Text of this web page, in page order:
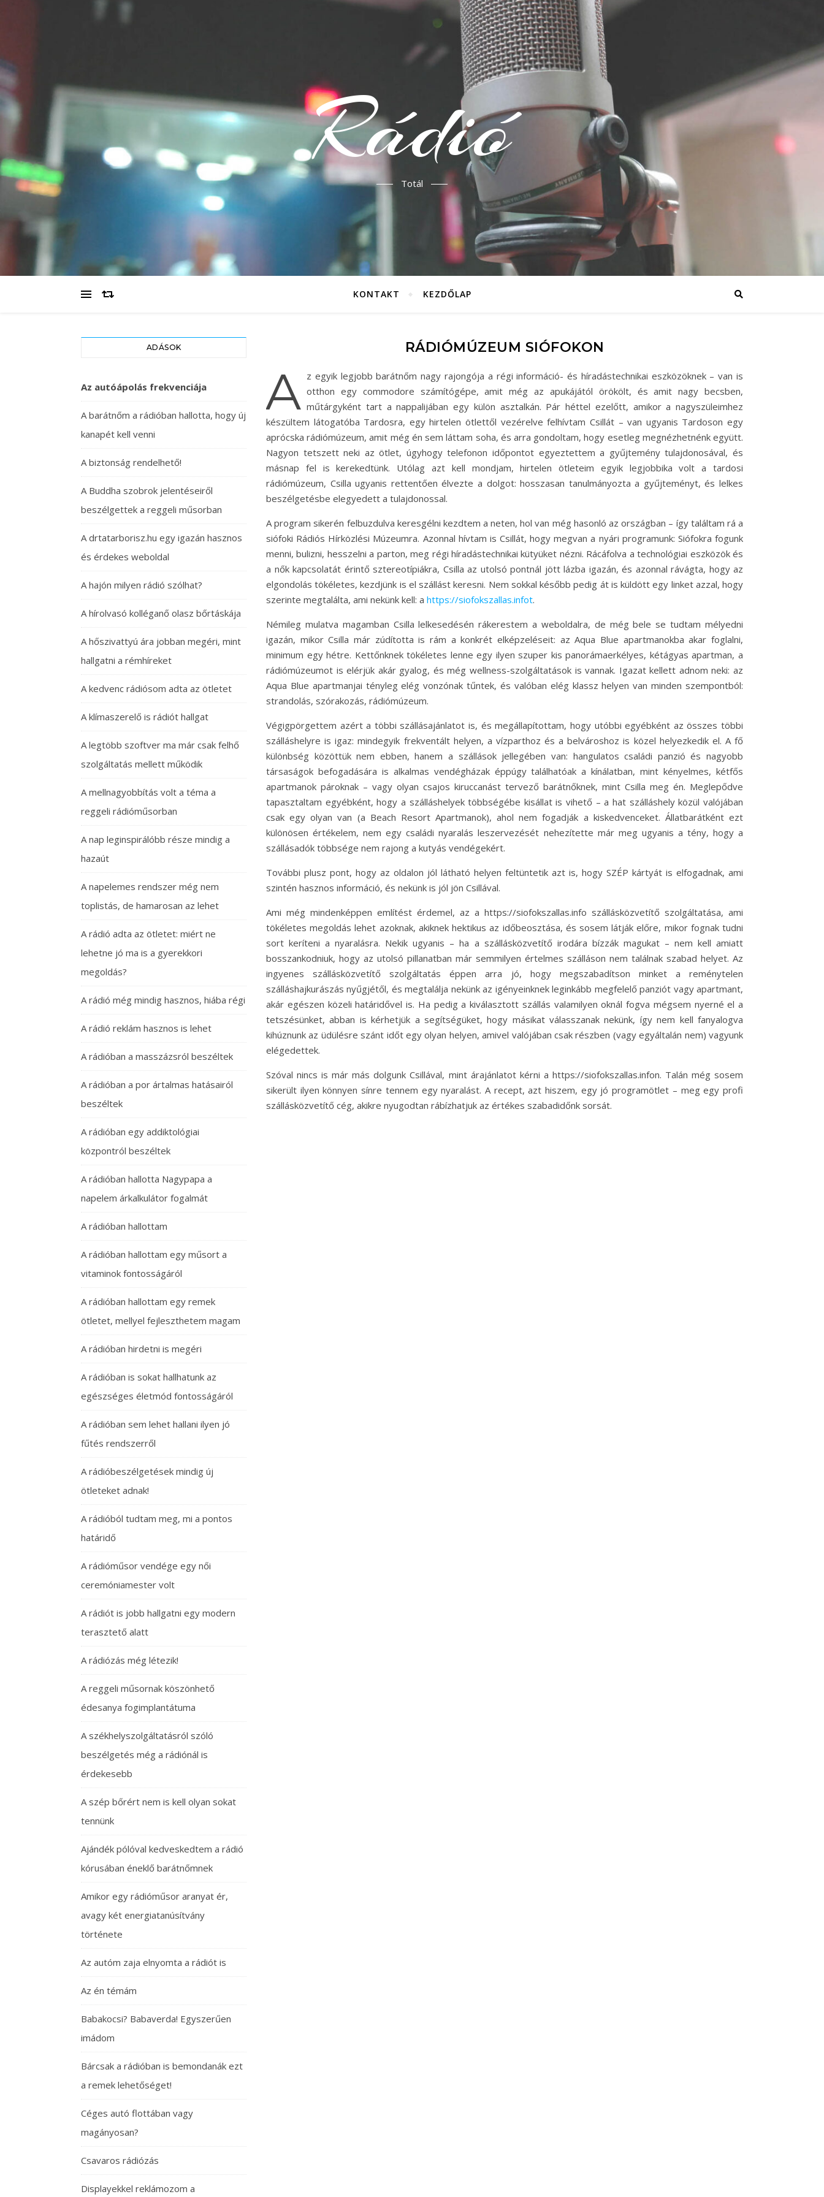
Rádió
Totál
KONTAKT KEZDŐLAP
ADÁSOK
Az autóápolás frekvenciája
A barátnőm a rádióban hallotta, hogy új
kanapét kell venni
A biztonság rendelhető!
A Buddha szobrok jelentéseiről
beszélgettek a reggeli műsorban
A drtatarborisz.hu egy igazán hasznos
és érdekes weboldal
A hajón milyen rádió szólhat?
A hírolvasó kolléganő olasz bőrtáskája
A hőszivattyú ára jobban megéri, mint
hallgatni a rémhíreket
A kedvenc rádiósom adta az ötletet
A klímaszerelő is rádiót hallgat
A legtöbb szoftver ma már csak felhő
szolgáltatás mellett működik
A mellnagyobbítás volt a téma a
reggeli rádióműsorban
A nap leginspirálóbb része mindig a
hazaút
A napelemes rendszer még nem
toplistás, de hamarosan az lehet
A rádió adta az ötletet: miért ne
lehetne jó ma is a gyerekkori
megoldás?
A rádió még mindig hasznos, hiába régi
A rádió reklám hasznos is lehet
A rádióban a masszázsról beszéltek
A rádióban a por ártalmas hatásairól
beszéltek
A rádióban egy addiktológiai
központról beszéltek
A rádióban hallotta Nagypapa a
napelem árkalkulátor fogalmát
A rádióban hallottam
A rádióban hallottam egy műsort a
vitaminok fontosságáról
A rádióban hallottam egy remek
ötletet, mellyel fejleszthetem magam
A rádióban hirdetni is megéri
A rádióban is sokat hallhatunk az
egészséges életmód fontosságáról
A rádióban sem lehet hallani ilyen jó
fűtés rendszerről
A rádióbeszélgetések mindig új
ötleteket adnak!
A rádióból tudtam meg, mi a pontos
határidő
A rádióműsor vendége egy női
ceremóniamester volt
A rádiót is jobb hallgatni egy modern
terasztető alatt
A rádiózás még létezik!
A reggeli műsornak köszönhető
édesanya fogimplantátuma
A székhelyszolgáltatásról szóló
beszélgetés még a rádiónál is
érdekesebb
A szép bőrért nem is kell olyan sokat
tennünk
Ajándék pólóval kedveskedtem a rádió
kórusában éneklő barátnőmnek
Amikor egy rádióműsor aranyat ér,
avagy két energiatanúsítvány
története
Az autóm zaja elnyomta a rádiót is
Az én témám
Babakocsi? Babaverda! Egyszerűen
imádom
Bárcsak a rádióban is bemondanák ezt
a remek lehetőséget!
Céges autó flottában vagy
magányosan?
Csavaros rádiózás
Displayekkel reklámozom a
RÁDIÓMÚZEUM SIÓFOKON
A z egyik legjobb barátnőm nagy rajongója a régi információ- és híradástechnikai eszközöknek – van is
otthon egy commodore számítógépe, amit még az apukájától örökölt, és amit nagy becsben,
műtárgyként tart a nappalijában egy külön asztalkán. Pár héttel ezelőtt, amikor a nagyszüleimhez
készültem látogatóba Tardosra, egy hirtelen ötlettől vezérelve felhívtam Csillát – van ugyanis Tardoson egy
aprócska rádiómúzeum, amit még én sem láttam soha, és arra gondoltam, hogy esetleg megnézhetnénk együtt.
Nagyon tetszett neki az ötlet, úgyhogy telefonon időpontot egyeztettem a gyűjtemény tulajdonosával, és
másnap fel is kerekedtünk. Utólag azt kell mondjam, hirtelen ötleteim egyik legjobbika volt a tardosi
rádiómúzeum, Csilla ugyanis rettentően élvezte a dolgot: hosszasan tanulmányozta a gyűjteményt, és lelkes
beszélgetésbe elegyedett a tulajdonossal.
A program sikerén felbuzdulva keresgélni kezdtem a neten, hol van még hasonló az országban – így találtam rá a
siófoki Rádiós Hírközlési Múzeumra. Azonnal hívtam is Csillát, hogy megvan a nyári programunk: Siófokra fogunk
menni, bulizni, hesszelni a parton, meg régi híradástechnikai kütyüket nézni. Rácáfolva a technológiai eszközök és
a nők kapcsolatát érintő sztereotípiákra, Csilla az utolsó pontnál jött lázba igazán, és azonnal rávágta, hogy az
elgondolás tökéletes, kezdjünk is el szállást keresni. Nem sokkal később pedig át is küldött egy linket azzal, hogy
szerinte megtalálta, ami nekünk kell: a https://siofokszallas.infot.
Némileg mulatva magamban Csilla lelkesedésén rákerestem a weboldalra, de még bele se tudtam mélyedni
igazán, mikor Csilla már zúdította is rám a konkrét elképzeléseit: az Aqua Blue apartmanokba akar foglalni,
minimum egy hétre. Kettőnknek tökéletes lenne egy ilyen szuper kis panorámaerkélyes, kétágyas apartman, a
rádiómúzeumot is elérjük akár gyalog, és még wellness-szolgáltatások is vannak. Igazat kellett adnom neki: az
Aqua Blue apartmanjai tényleg elég vonzónak tűntek, és valóban elég klassz helyen van minden szempontból:
strandolás, szórakozás, rádiómúzeum.
Végigpörgettem azért a többi szállásajánlatot is, és megállapítottam, hogy utóbbi egyébként az összes többi
szálláshelyre is igaz: mindegyik frekventált helyen, a vízparthoz és a belvároshoz is közel helyezkedik el. A fő
különbség közöttük nem ebben, hanem a szállások jellegében van: hangulatos családi panzió és nagyobb
társaságok befogadására is alkalmas vendégházak éppúgy találhatóak a kínálatban, mint kényelmes, kétfős
apartmanok pároknak – vagy olyan csajos kiruccanást tervező barátnőknek, mint Csilla meg én. Meglepődve
tapasztaltam egyébként, hogy a szálláshelyek többségébe kisállat is vihető – a hat szálláshely közül valójában
csak egy olyan van (a Beach Resort Apartmanok), ahol nem fogadják a kiskedvenceket. Állatbarátként ezt
különösen értékelem, nem egy családi nyaralás leszervezését nehezítette már meg ugyanis a tény, hogy a
szállásadók többsége nem rajong a kutyás vendégekért.
További plusz pont, hogy az oldalon jól látható helyen feltüntetik azt is, hogy SZÉP kártyát is elfogadnak, ami
szintén hasznos információ, és nekünk is jól jön Csillával.
Ami még mindenképpen említést érdemel, az a https://siofokszallas.info szállásközvetítő szolgáltatása, ami
tökéletes megoldás lehet azoknak, akiknek hektikus az időbeosztása, és sosem látják előre, mikor fognak tudni
sort keríteni a nyaralásra. Nekik ugyanis – ha a szállásközvetítő irodára bízzák magukat – nem kell amiatt
bosszankodniuk, hogy az utolsó pillanatban már semmilyen értelmes szálláson nem találnak szabad helyet. Az
ingyenes szállásközvetítő szolgáltatás éppen arra jó, hogy megszabadítson minket a reménytelen
szálláshajkurászás nyűgjétől, és megtalálja nekünk az igényeinknek leginkább megfelelő panziót vagy apartmant,
akár egészen közeli határidővel is. Ha pedig a kiválasztott szállás valamilyen oknál fogva mégsem nyerné el a
tetszésünket, abban is kérhetjük a segítségüket, hogy másikat válasszanak nekünk, így nem kell fanyalogva
kihúznunk az üdülésre szánt időt egy olyan helyen, amivel valójában csak részben (vagy egyáltalán nem) vagyunk
elégedettek.
Szóval nincs is már más dolgunk Csillával, mint árajánlatot kérni a https://siofokszallas.infon. Talán még sosem
sikerült ilyen könnyen sínre tennem egy nyaralást. A recept, azt hiszem, egy jó programötlet – meg egy profi
szállásközvetítő cég, akikre nyugodtan rábízhatjuk az értékes szabadidőnk sorsát.